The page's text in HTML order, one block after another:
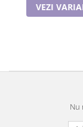
VEZI
Nu